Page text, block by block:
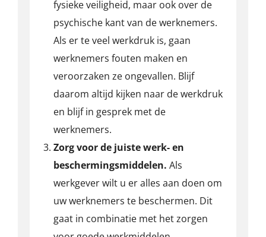
fysieke veiligheid, maar ook over de
psychische kant van de werknemers.
Als er te veel werkdruk is, gaan
werknemers fouten maken en
veroorzaken ze ongevallen. Blijf
daarom altijd kijken naar de werkdruk
en blijf in gesprek met de
werknemers.
Zorg voor de juiste werk- en
beschermingsmiddelen. Als
werkgever wilt u er alles aan doen om
uw werknemers te beschermen. Dit
gaat in combinatie met het zorgen